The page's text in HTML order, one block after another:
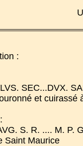
:
SEC...DVX.
et cuirassé
S. R. .... M. P.
Saint Maurice